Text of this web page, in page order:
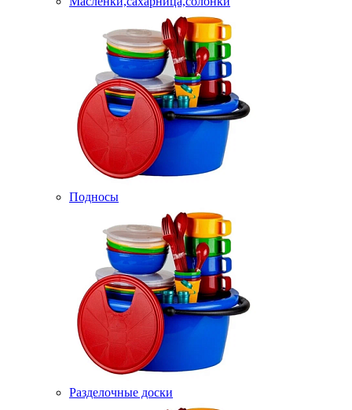
Подносы
Разделочные доски